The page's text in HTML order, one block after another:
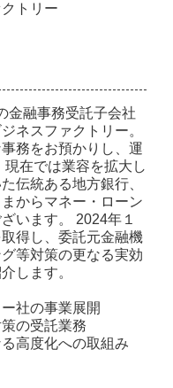
トリー
金融事務受託子会社
ネスファクトリー。
務をお預かりし、運
在では業容を拡大し
伝統ある地方銀行、
からマネー・ローン
います。 2024年１
得し、委託元金融機
等対策の更なる実効
します。
社の事業展開
の受託業務
高度化への取組み